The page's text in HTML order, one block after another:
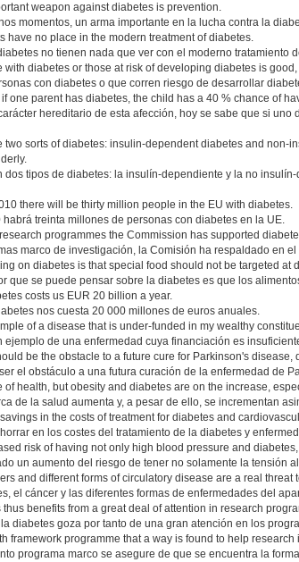
weapon against diabetes is prevention.
momentos, un arma importante en la lucha contra la
have no place in the modern treatment of diabetes.
no tienen nada que ver con el moderno tratamiento
with diabetes or those at risk of developing diabetes is
con diabetes o que corren riesgo de desarrollar
one parent has diabetes, the child has a 40 % chance of
hereditario de esta afección, hoy se sabe que si
two sorts of diabetes: insulin-dependent diabetes and
dos tipos de diabetes: la insulín-dependiente y la no
there will be thirty million people in the EU with diabetes.
treinta millones de personas con diabetes en la UE.
programmes the Commission has supported
marco de investigación, la Comisión ha respaldado en
on diabetes is that special food should not be targeted at
que se puede pensar sobre la diabetes es que los
costs us EUR 20 billion a year.
nos cuesta 20 000 millones de euros anuales.
of a disease that is under-funded in my wealthy
ejemplo de una enfermedad cuya financiación es
be the obstacle to a future cure for Parkinson's
el obstáculo a una futura curación de la enfermedad de
of health, but obesity and diabetes are on the increase,
de la salud aumenta y, a pesar de ello, se incrementan
in the costs of treatment for diabetes and
en los costes del tratamiento de la diabetes y
risk of having not only high blood pressure and
un aumento del riesgo de tener no solamente la tensión
and different forms of circulatory disease are a real threat
el cáncer y las diferentes formas de enfermedades del
benefits from a great deal of attention in research
diabetes goza por tanto de una gran atención en los
framework programme that a way is found to help research
programa marco se asegure de que se encuentra la